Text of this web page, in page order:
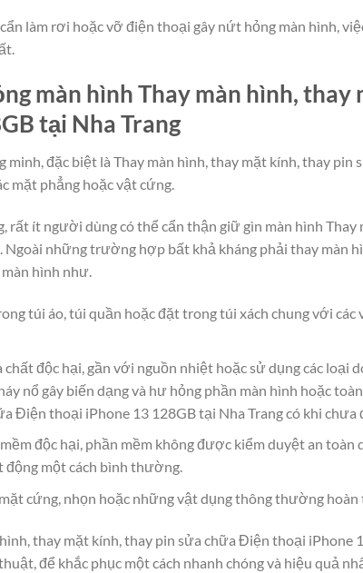
làm rơi hoặc vỡ điện thoại gây nứt hỏng màn hình,
màn hình Thay màn hình,
tại Nha Trang
minh, đặc biệt là Thay màn hình, thay mặt kính, thay
mặt phẳng hoặc vật cứng.
rất ít người dùng có thể cẩn thận giữ gìn màn hình
Ngoài những trường hợp bất khả kháng phải thay
hình như.
túi áo, túi quần hoặc đặt trong túi xách chung với
độc hại, gần với nguồn nhiệt hoặc sử dụng các loại
nổ gây biến dạng và hư hỏng phần màn hình hoặc
Điện thoại iPhone 13 128GB tại Nha Trang có khi chưa
độc hại, phần mềm không được kiểm duyệt an
một cách bình thường.
cứng, nhọn hoặc những vật dụng thông thường
thay mặt kính, thay pin sửa chữa Điện thoại iPhone
để khắc phục một cách nhanh chóng và hiệu quả